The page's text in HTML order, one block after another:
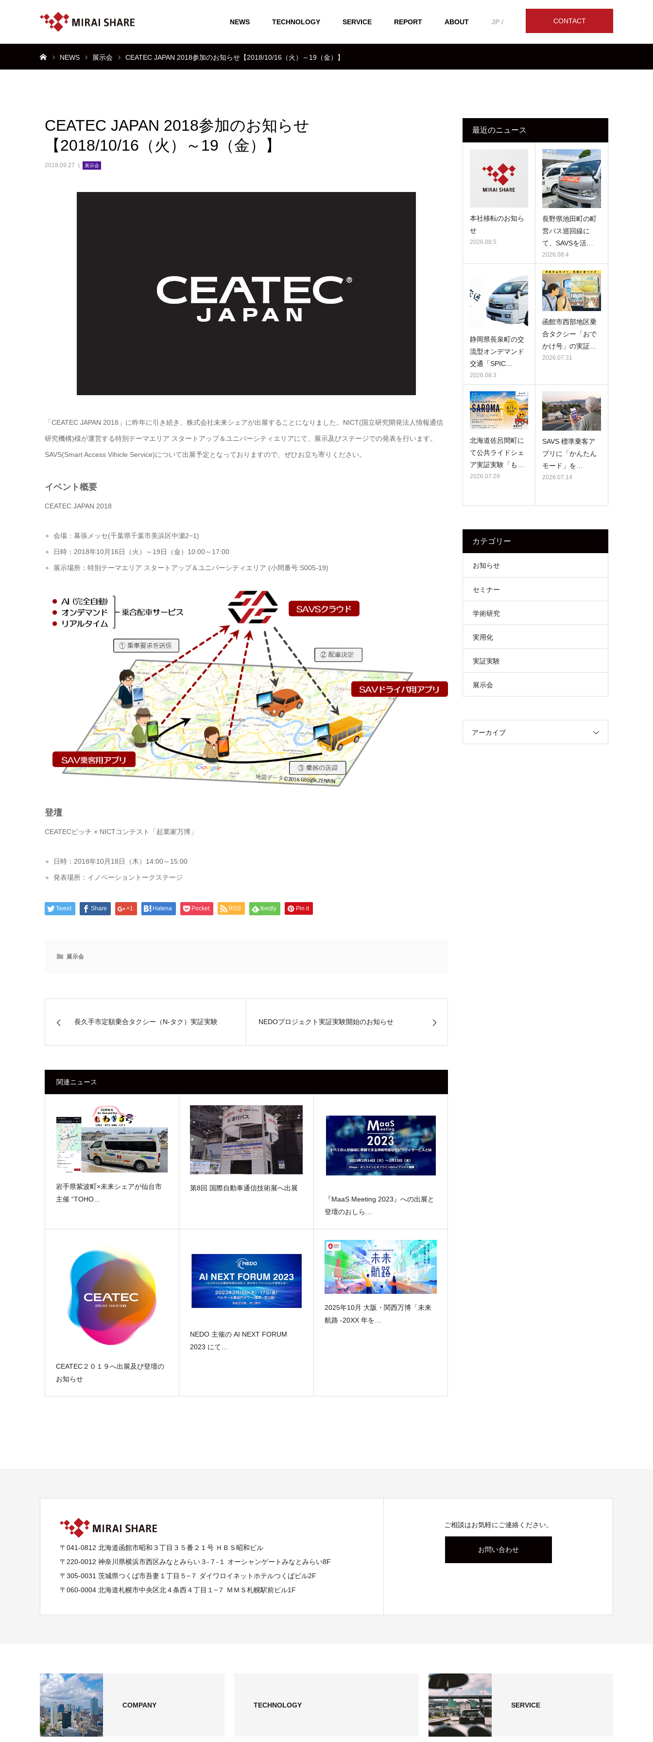
CONTACT
NEWS TECHNOLOGY SERVICE REPORT ABOUT JP /
NEWS 展示会 CEATEC JAPAN 2018参加のお知らせ【2018/10/16（火）～19（金）】
CEATEC JAPAN 2018参加のお知らせ
【2018/10/16（火）～19（金）】
2018.09.27 展示会
「CEATEC JAPAN 2018」に昨年に引き続き、株式会社未来シェアが出展することになりました。NICT(国立研究開発法人情報通信
研究機構)様が運営する特別テーマエリア スタートアップ＆ユニバーシティエリアにて、展示及びステージでの発表を行います。
SAVS(Smart Access Vihicle Service)について出展予定となっておりますので、ぜひお立ち寄りください。
イベント概要
CEATEC JAPAN 2018
会場：幕張メッセ(千葉県千葉市美浜区中瀬2−1)
日時：2018年10月16日（火）～19日（金）10:00～17:00
展示場所：特別テーマエリア スタートアップ＆ユニバーシティエリア (小間番号:S005-19)
登壇
CEATECピッチ × NICTコンテスト「起業家万博」
日時：2018年10月18日（木）14:00～15:00
発表場所：イノベーショントークステージ
Tweet Share +1 Hatena Pocket RSS feedly Pin it
展示会
長久手市定額乗合タクシー（N-タク）実証実験 NEDOプロジェクト実証実験開始のお知らせ
関連ニュース
岩手県紫波町×未来シェアが仙台市
主催 “TOHO…
第8回 国際自動車通信技術展へ出展
『MaaS Meeting 2023』への出展と
登壇のおしら…
CEATEC２０１９へ出展及び登壇の
お知らせ
NEDO 主催の AI NEXT FORUM
2023 にて…
2025年10月 大阪・関西万博「未来
航路 -20XX 年を…
最近のニュース
本社移転のお知ら
せ
2026.08.5
長野県池田町の町
営バス巡回線に
て、SAVSを活…
2026.08.4
静岡県長泉町の交
流型オンデマンド
交通「SPIC…
2026.08.3
函館市西部地区乗
合タクシー「おで
かけ号」の実証…
2026.07.31
北海道佐呂間町に
て公共ライドシェ
ア実証実験「も…
2026.07.29
SAVS 標準乗客ア
プリに「かんたん
モード」を…
2026.07.14
カテゴリー
お知らせ
セミナー
学術研究
実用化
実証実験
展示会
アーカイブ
〒041-0812 北海道函館市昭和３丁目３５番２１号 ＨＢＳ昭和ビル
〒220-0012 神奈川県横浜市西区みなとみらい３-７-１ オーシャンゲートみなとみらい8F
〒305-0031 茨城県つくば市吾妻１丁目５−７ ダイワロイネットホテルつくばビル2F
〒060-0004 北海道札幌市中央区北４条西４丁目１−７ ＭＭＳ札幌駅前ビル1F
ご相談はお気軽にご連絡ください。
お問い合わせ
COMPANY TECHNOLOGY SERVICE